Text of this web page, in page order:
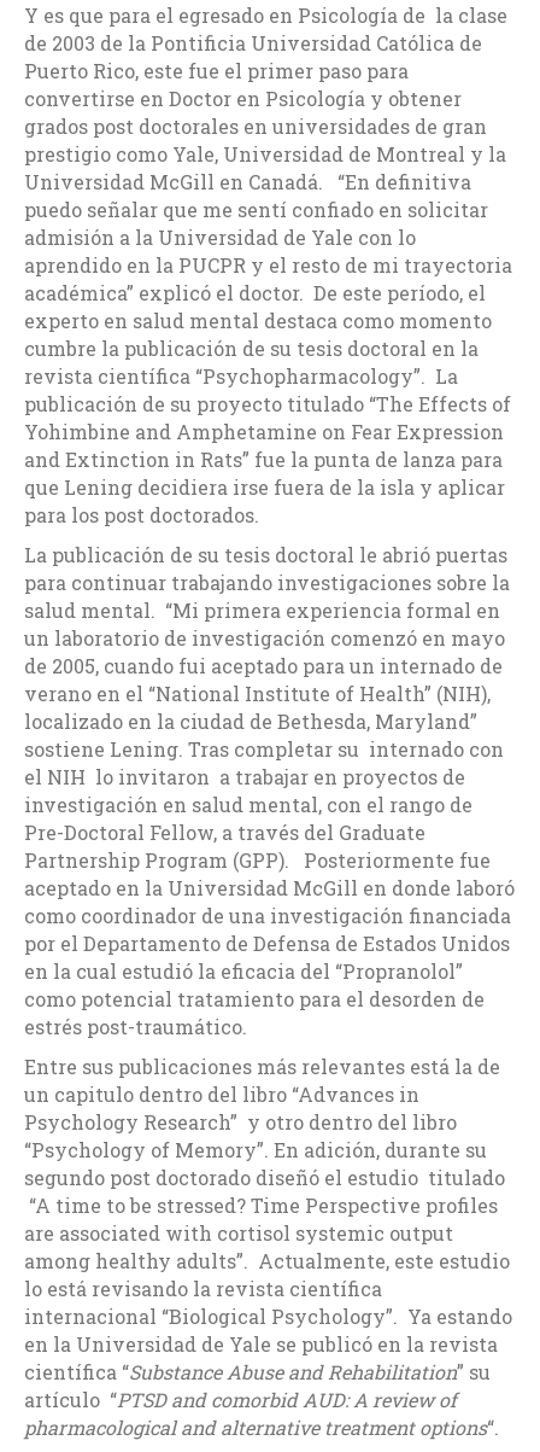
Y es que para el egresado en Psicología de la clase
de 2003 de la Pontificia Universidad Católica de
Puerto Rico, este fue el primer paso para
convertirse en Doctor en Psicología y obtener
grados post doctorales en universidades de gran
prestigio como Yale, Universidad de Montreal y la
Universidad McGill en Canadá. “En definitiva
puedo señalar que me sentí confiado en solicitar
admisión a la Universidad de Yale con lo
aprendido en la PUCPR y el resto de mi trayectoria
académica” explicó el doctor. De este período, el
experto en salud mental destaca como momento
cumbre la publicación de su tesis doctoral en la
revista científica “Psychopharmacology”. La
publicación de su proyecto titulado “The Effects of
Yohimbine and Amphetamine on Fear Expression
and Extinction in Rats” fue la punta de lanza para
que Lening decidiera irse fuera de la isla y aplicar
para los post doctorados.
La publicación de su tesis doctoral le abrió puertas
para continuar trabajando investigaciones sobre la
salud mental. “Mi primera experiencia formal en
un laboratorio de investigación comenzó en mayo
de 2005, cuando fui aceptado para un internado de
verano en el “National Institute of Health” (NIH),
localizado en la ciudad de Bethesda, Maryland”
sostiene Lening. Tras completar su internado con
el NIH lo invitaron a trabajar en proyectos de
investigación en salud mental, con el rango de
Pre-Doctoral Fellow, a través del Graduate
Partnership Program (GPP). Posteriormente fue
aceptado en la Universidad McGill en donde laboró
como coordinador de una investigación financiada
por el Departamento de Defensa de Estados Unidos
en la cual estudió la eficacia del “Propranolol”
como potencial tratamiento para el desorden de
estrés post-traumático.
Entre sus publicaciones más relevantes está la de
un capitulo dentro del libro “Advances in
Psychology Research” y otro dentro del libro
“Psychology of Memory”. En adición, durante su
segundo post doctorado diseñó el estudio titulado
“A time to be stressed? Time Perspective profiles
are associated with cortisol systemic output
among healthy adults”. Actualmente, este estudio
lo está revisando la revista científica
internacional “Biological Psychology”. Ya estando
en la Universidad de Yale se publicó en la revista
científica “Substance Abuse and Rehabilitation” su
artículo “PTSD and comorbid AUD: A review of
pharmacological and alternative treatment options“.